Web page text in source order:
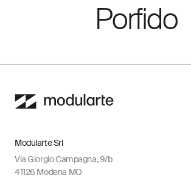
Porfido
Modularte Srl
Via Giorgio Campagna, 9/b
41126 Modena MO